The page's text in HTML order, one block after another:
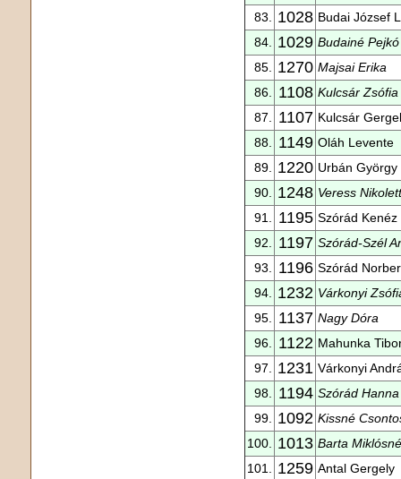
83.
1028 Budai József
84.
1029 Budainé
85.
1270 Majsai Erika
86.
1108 Kulcsár Zsófia
87.
1107 Kulcsár
88.
1149 Oláh Levente
89.
1220 Urbán György
90.
1248 Veress
91.
1195 Szórád Kenéz
92.
1197 Szórád-Szél
93.
1196 Szórád
94.
1232 Várkonyi
95.
1137 Nagy Dóra
96.
1122 Mahunka
97.
1231 Várkonyi
98.
1194 Szórád Hanna
99.
1092 Kissné
100.
1013 Barta Miklósné
101.
1259 Antal Gergely